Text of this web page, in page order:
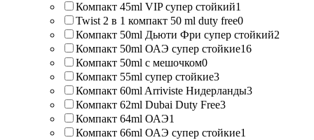
Компакт 45ml VIP супер стойкий1
Twist 2 в 1 компакт 50 ml duty free0
Компакт 50ml Дьюти Фри супер стойкий2
Компакт 50ml ОАЭ супер стойкие16
Компакт 50ml с мешочком0
Компакт 55ml супер стойкие3
Компакт 60ml Arriviste Нидерланды3
Компакт 62ml Dubai Duty Free3
Компакт 64ml ОАЭ1
Компакт 66ml ОАЭ супер стойкие1